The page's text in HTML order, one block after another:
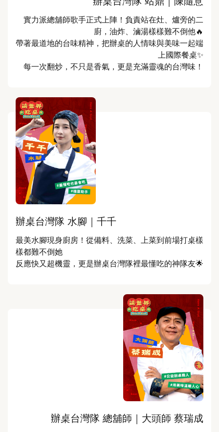
實力派總舖師歌手正式上陣！負責站在灶、爐旁的二
廚，油炸、滷湯樣樣難不倒他🔥
帶著最道地的台味精神，把辦桌的人情味與美味一起端
上國際餐桌✨
每一次翻炒，不只是香氣，更是充滿靈魂的台灣味！
辦桌台灣隊 水腳｜千千
最美水腳現身廚房！從備料、洗菜、上菜到前場打桌樣
樣都難不倒她
反應快又超機靈，更是辦桌台灣隊裡最懂吃的神隊友🌟
辦桌台灣隊 總舖師｜大頭師 蔡瑞成